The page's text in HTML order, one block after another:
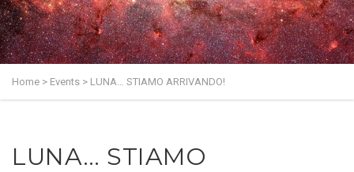
Home > Events > LUNA… STIAMO ARRIVANDO!
LUNA… STIAMO